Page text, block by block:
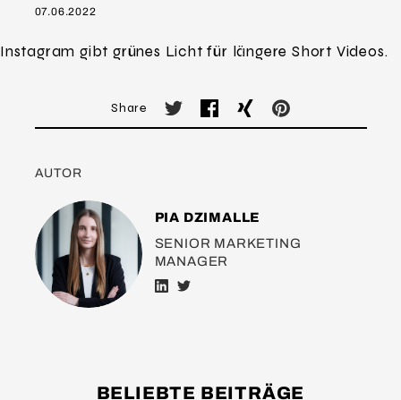
07.06.2022
Instagram gibt grünes Licht für längere Short Videos.
Share
AUTOR
PIA DZIMALLE
SENIOR MARKETING
MANAGER
BELIEBTE BEITRÄGE